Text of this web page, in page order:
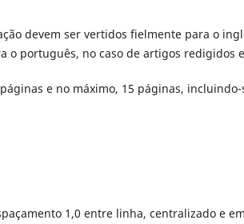
devem ser vertidos fielmente para o
o português, no caso de artigos redigidos
e no máximo, 15 páginas,
1,0 entre linha, centralizado e